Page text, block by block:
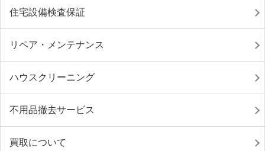
住宅設備検査保証
リペア・メンテナンス
ハウスクリーニング
不用品撤去サービス
買取について